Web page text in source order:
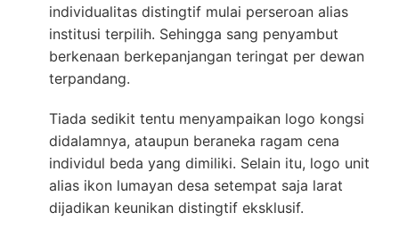
individualitas distingtif mulai perseroan alias
institusi terpilih. Sehingga sang penyambut
berkenaan berkepanjangan teringat per dewan
terpandang.
Tiada sedikit tentu menyampaikan logo kongsi
didalamnya, ataupun beraneka ragam cena
individul beda yang dimiliki. Selain itu, logo unit
alias ikon lumayan desa setempat saja larat
dijadikan keunikan distingtif eksklusif.